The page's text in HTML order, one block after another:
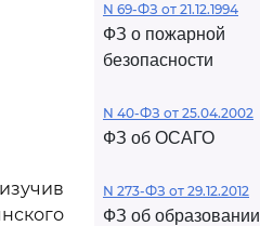
N 69-ФЗ от 21.12.1994
ФЗ о пожарной
безопасности
N 40-ФЗ от 25.04.2002
ФЗ об ОСАГО
N 273-ФЗ от 29.12.2012
ФЗ об образовании